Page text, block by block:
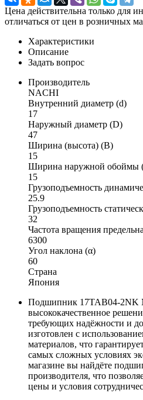
Цена действительна только для
отличаться от цен в розничных
Характеристики
Описание
Задать вопрос
Производитель
NACHI
Внутренний диаметр (d)
17
Наружный диаметр (D)
47
Ширина (высота) (B)
15
Ширина наружной обоймы
15
Грузоподъемность
25.9
Грузоподъемность
32
Частота вращения
6300
Угол наклона (α)
60
Страна
Япония
Подшипник 17TAB04-2NK
высококачественное
требующих надёжности и
изготовлен с
материалов, что
самых сложных условиях
магазине вы найдёте
производителя, что
цены и условия